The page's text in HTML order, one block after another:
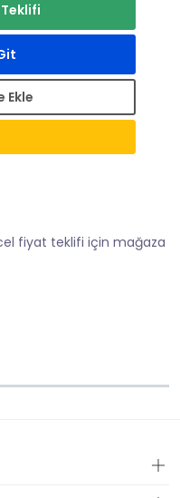
Ekle
fiyat teklifi için mağaza